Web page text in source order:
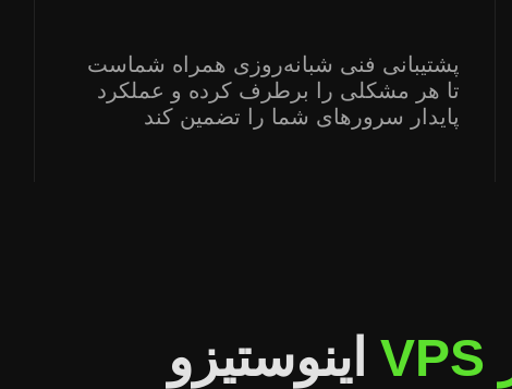
پشتیبانی فنی شبانه‌روزی همراه شماست
تا هر مشکلی را برطرف کرده و عملکرد
پایدار سرورهای شما را تضمین کند
اینوستیزو